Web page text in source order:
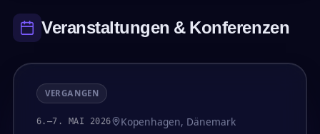
Veranstaltungen & Konferenzen
VERGANGEN
6.–7. MAI 2026 Kopenhagen, Dänemark